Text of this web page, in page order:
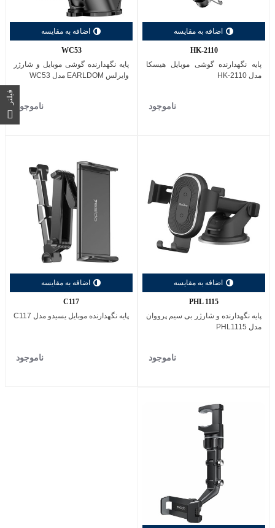
اضافه به مقایسه
HK-2110
پایه نگهدارنده گوشی موبایل هیسکا
مدل HK-2110
ناموجود
اضافه به مقایسه
WC53
پایه نگهدارنده گوشی موبایل و شارژر
وایرلس EARLDOM مدل WC53
ناموجود
اضافه به مقایسه
PHL 1115
پایه نگهدارنده و شارژر بی سیم پرووان
مدل PHL1115
ناموجود
اضافه به مقایسه
C117
پایه نگهدارنده موبایل یسیدو مدل C117
ناموجود
فیلتر